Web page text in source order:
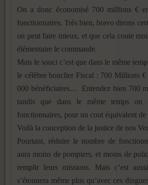
On a donc économisé 700 millions €
fonctionnaires. Très bien, bravo dirons
on peut faire mieux, et que cela coute
élémentaire le commande.
Mais le souci c’est que dans le même
le célèbre bouclier Fiscal : 700 Millions
000 bénéficiaires… Entendez bien 700
tandis que dans le même temps on
fonctionnaires, pour un cout équivalent
Voilà la conception de la justice de nos
Pourtant, réduire le nombre de
aura moins de pompiers, et moins de
remplir leurs missions. Mais c’est
s’étonnera même plus qu’avec ces